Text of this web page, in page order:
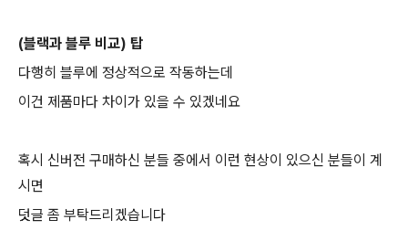
(블랙과 블루 비교) 탑
다행히 블루에 정상적으로 작동하는데
이건 제품마다 차이가 있을 수 있겠네요
혹시 신버전 구매하신 분들 중에서 이런 현상이 있으신 분들이 계
시면
덧글 좀 부탁드리겠습니다